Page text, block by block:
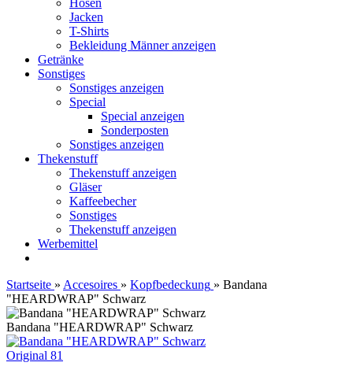
Jacken
T-Shirts
Bekleidung Männer anzeigen
Getränke
Sonstiges
Sonstiges anzeigen
Special
Special anzeigen
Sonderposten
Sonstiges anzeigen
Thekenstuff
Thekenstuff anzeigen
Gläser
Kaffeebecher
Sonstiges
Thekenstuff anzeigen
Werbemittel
Startseite » Accesoires » Kopfbedeckung » Bandana
"HEARDWRAP" Schwarz
Bandana "HEARDWRAP" Schwarz
Original 81